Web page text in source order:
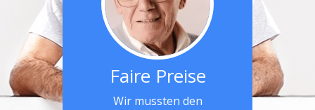
Faire Preise
Wir mussten den